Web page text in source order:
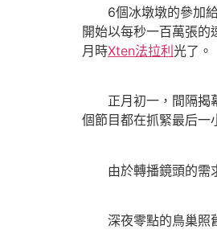
6個冰墩墩的參加給
開始以每秒一百萬張的
月時Xten法拉利光了。
正月初一，間隔揭幕
個節目都在抓緊最后一
由於轉播鏡頭的需求
深夜零點的鳥巢照舊